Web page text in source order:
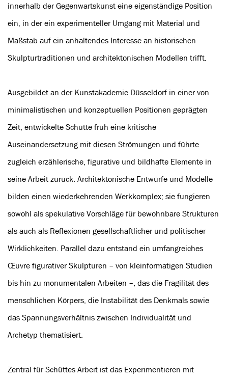
innerhalb der Gegenwartskunst eine eigenständige Position
ein, in der ein experimenteller Umgang mit Material und
Maßstab auf ein anhaltendes Interesse an historischen
Skulpturtraditionen und architektonischen Modellen trifft.
Ausgebildet an der Kunstakademie Düsseldorf in einer von
minimalistischen und konzeptuellen Positionen geprägten
Zeit, entwickelte Schütte früh eine kritische
Auseinandersetzung mit diesen Strömungen und führte
zugleich erzählerische, figurative und bildhafte Elemente in
seine Arbeit zurück. Architektonische Entwürfe und Modelle
bilden einen wiederkehrenden Werkkomplex; sie fungieren
sowohl als spekulative Vorschläge für bewohnbare Strukturen
als auch als Reflexionen gesellschaftlicher und politischer
Wirklichkeiten. Parallel dazu entstand ein umfangreiches
Œuvre figurativer Skulpturen – von kleinformatigen Studien
bis hin zu monumentalen Arbeiten –, das die Fragilität des
menschlichen Körpers, die Instabilität des Denkmals sowie
das Spannungsverhältnis zwischen Individualität und
Archetyp thematisiert.
Zentral für Schüttes Arbeit ist das Experimentieren mit